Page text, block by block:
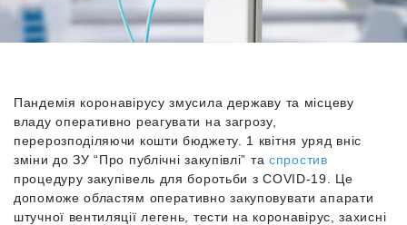
Пандемія коронавірусу змусила державу та місцеву
владу оперативно реагувати на загрозу,
перерозподіляючи кошти бюджету. 1 квітня уряд вніс
зміни до ЗУ “Про публічні закупівлі” та спростив
процедуру закупівель для боротьби з COVID-19. Це
допоможе областям оперативно закуповувати апарати
штучної вентиляції легень, тести на коронавірус, захисні